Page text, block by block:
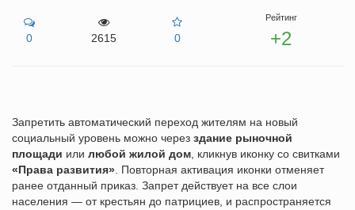
0 2615 0
Рейтинг
+2
Запретить автоматический переход жителям на новый
социальный уровень можно через здание рыночной
площади или любой жилой дом , кликнув иконку со свитками
«Права развития» . Повторная активация иконки отменяет
ранее отданный приказ. Запрет действует на все слои
населения — от крестьян до патрициев, и распространяется